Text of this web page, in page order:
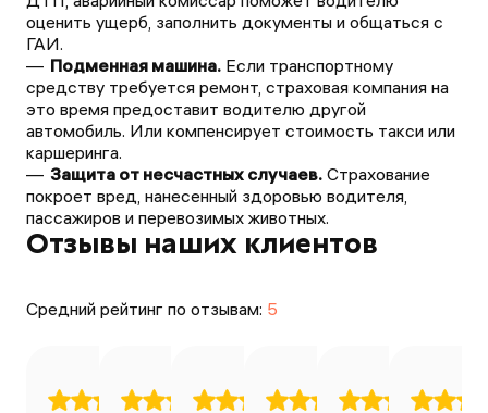
оценить ущерб, заполнить документы и общаться с
ГАИ.
Подменная машина. Если транспортному
средству требуется ремонт, страховая компания на
это время предоставит водителю другой
автомобиль. Или компенсирует стоимость такси или
каршеринга.
Защита от несчастных случаев. Страхование
покроет вред, нанесенный здоровью водителя,
пассажиров и перевозимых животных.
Отзывы наших клиентов
Средний рейтинг по отзывам: 5